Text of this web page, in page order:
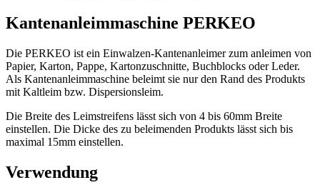
Kantenanleimmaschine PERKEO
Die PERKEO ist ein Einwalzen-Kantenanleimer zum anleimen von
Papier, Karton, Pappe, Kartonzuschnitte, Buchblocks oder Leder.
Als Kantenanleimmaschine beleimt sie nur den Rand des Produkts
mit Kaltleim bzw. Dispersionsleim.
Die Breite des Leimstreifens lässt sich von 4 bis 60mm Breite
einstellen. Die Dicke des zu beleimenden Produkts lässt sich bis
maximal 15mm einstellen.
Verwendung